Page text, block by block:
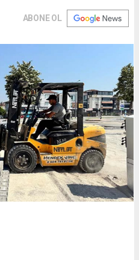
ABONE OL